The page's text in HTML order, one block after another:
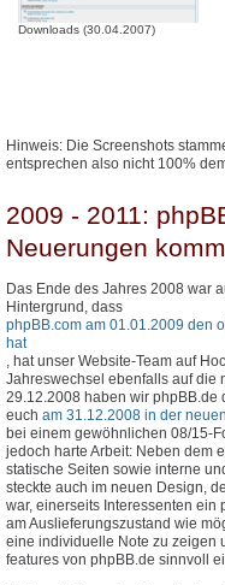
Downloads (30.04.2007)
Hinweis: Die Screenshots
entsprechen also nicht 100%
2009 - 2011:
Neuerungen
Das Ende des Jahres 2008 war
Hintergrund, dass
phpBB.com am 01.01.2009 den
hat
, hat unser Website-Team auf
Jahreswechsel ebenfalls auf die
29.12.2008 haben wir phpBB.de
euch am 31.12.2008 in der
bei einem gewöhnlichen 08/15-
jedoch harte Arbeit: Neben dem
statische Seiten sowie interne
steckte auch im neuen Design,
war, einerseits Interessenten ein
am Auslieferungszustand wie
eine individuelle Note zu zeigen
features von phpBB.de sinnvoll